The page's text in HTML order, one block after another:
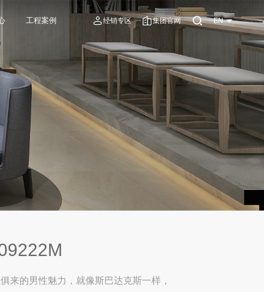
工程案例 经销专区 集团官网 EN
来的男性魅力，就像斯巴达克斯一样，